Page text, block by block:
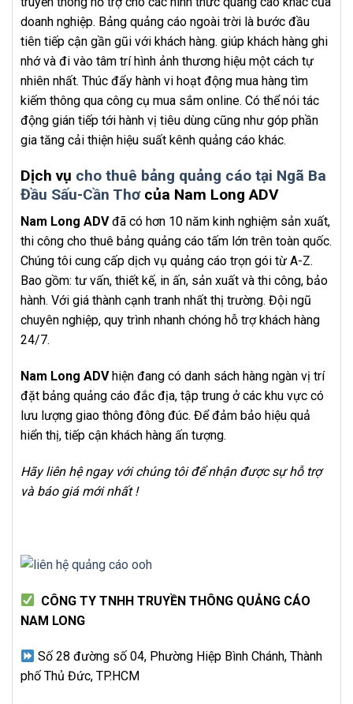
doanh nghiệp. Bảng quảng cáo ngoài trời là bước đầu
tiên tiếp cận gần gũi với khách hàng. giúp khách hàng ghi
nhớ và đi vào tâm trí hình ảnh thương hiệu một cách tự
nhiên nhất. Thúc đẩy hành vi hoạt động mua hàng tìm
kiếm thông qua công cụ mua sắm online. Có thể nói tác
động gián tiếp tới hành vị tiêu dùng cũng như góp phần
gia tăng cải thiện hiệu suất kênh quảng cáo khác.
Dịch vụ cho thuê bảng quảng cáo tại Ngã Ba
Đầu Sấu-Cần Thơcủa Nam Long ADV
Nam Long ADVđã có hơn 10 năm kinh nghiệm sản xuất,
thi công cho thuê bảng quảng cáo tấm lớn trên toàn quốc.
Chúng tôi cung cấp dịch vụ quảng cáo trọn gói từ A-Z.
Bao gồm: tư vấn, thiết kế, in ấn, sản xuất và thi công, bảo
hành. Với giá thành cạnh tranh nhất thị trường. Đội ngũ
chuyên nghiệp, quy trình nhanh chóng hỗ trợ khách hàng
24/7.
Nam Long ADVhiện đang có danh sách hàng ngàn vị trí
đặt bảng quảng cáo đắc địa, tập trung ở các khu vực có
lưu lượng giao thông đông đúc. Để đảm bảo hiệu quả
hiển thị, tiếp cận khách hàng ấn tượng.
Hãy liên hệ ngay với chúng tôi để nhận được sự hỗ trợ
và báo giá mới nhất !
CÔNG TY TNHH TRUYỀN THÔNG QUẢNG CÁO
NAM LONG
Số 28 đường số 04, Phường Hiệp Bình Chánh, Thành
phố Thủ Đức, TP.HCM